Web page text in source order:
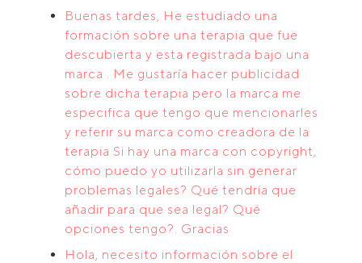
Buenas tardes, He estudiado una
formación sobre una terapia que fue
descubierta y esta registrada bajo una
marca . Me gustaría hacer publicidad
sobre dicha terapia pero la marca me
especifica que tengo que mencionarles
y referir su marca como creadora de la
terapia Si hay una marca con copyright,
cómo puedo yo utilizarla sin generar
problemas legales? Qué tendría que
añadir para que sea legal? Qué
opciones tengo?. Gracias
Hola, necesito información sobre el